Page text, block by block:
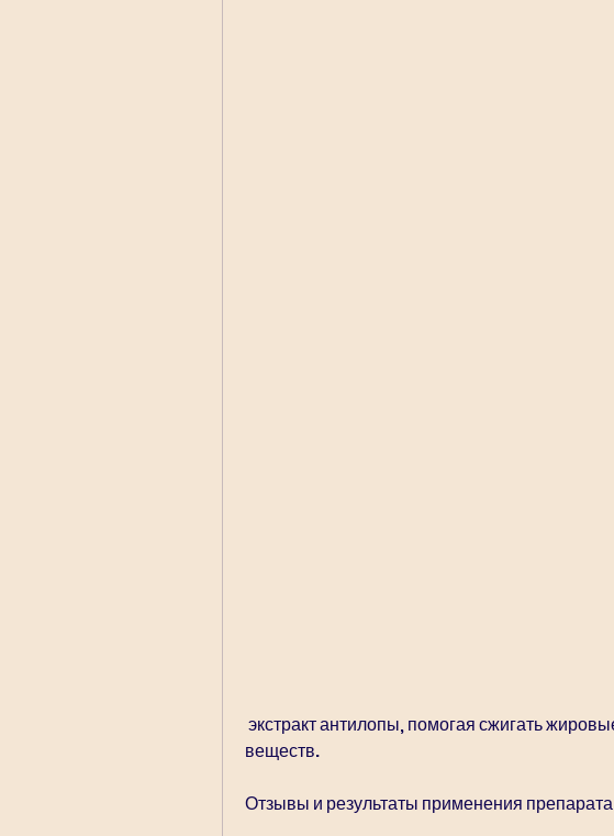
веществ.
Отзывы и результаты применения препарата